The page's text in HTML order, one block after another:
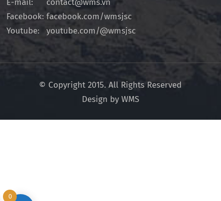
E-mail:
contact@wms.vn
Facebook: facebook.com/wmsjsc
Youtube:
youtube.com/@wmsjsc
© Copyright 2015. All Rights Reserved
Design by WMS
0